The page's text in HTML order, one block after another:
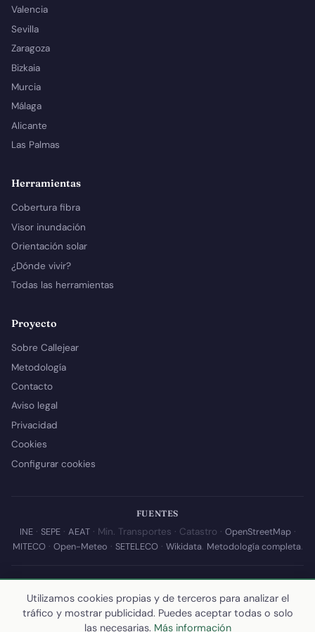
Valencia
Sevilla
Zaragoza
Bizkaia
Murcia
Málaga
Alicante
Las Palmas
Herramientas
Cobertura fibra
Visor inundación
Orientación solar
¿Dónde vivir?
Todas las herramientas
Proyecto
Sobre Callejear
Metodología
Contacto
Aviso legal
Privacidad
Cookies
Configurar cookies
FUENTES
INE· SEPE· AEAT· Min. Transportes · Catastro · OpenStreetMap·
MITECO· Open-Meteo · SETELECO· Wikidata. Metodología completa.
© 2026 Callejear.com — Directorio municipal de España con datos
abiertos. Desarrollado y mantenido porYoel Castaño.
Última actualización de esta página:10 de julio de 2026
Utilizamos cookies propias y de terceros para analizar el
tráfico y mostrar publicidad. Puedes aceptar todas o solo
las necesarias. Más información